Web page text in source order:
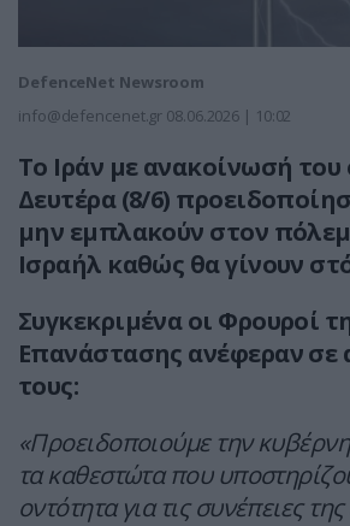
DefenceNet Newsroom
info@defencenet.gr 08.06.2026 | 10:02
Το Ιράν με ανακοίνωσή
Δευτέρα (8/6)
μην εμπλακούν στον
Ισραήλ καθώς θα γίνουν
Συγκεκριμένα οι Φρουροί
Επανάστασης ανέφεραν σε
τους:
«Προειδοποιούμε την
τα καθεστώτα που
οντότητα για τις συνέπειες